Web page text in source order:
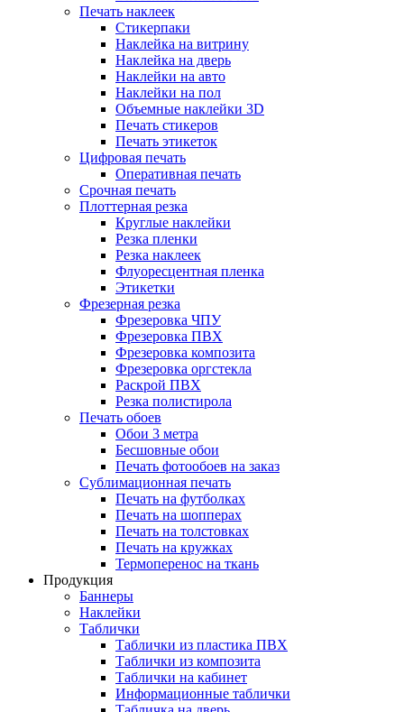
Печать наклеек
Стикерпаки
Наклейка на витрину
Наклейка на дверь
Наклейки на авто
Наклейки на пол
Объемные наклейки 3D
Печать стикеров
Печать этикеток
Цифровая печать
Оперативная печать
Срочная печать
Плоттерная резка
Круглые наклейки
Резка пленки
Резка наклеек
Флуоресцентная пленка
Этикетки
Фрезерная резка
Фрезеровка ЧПУ
Фрезеровка ПВХ
Фрезеровка композита
Фрезеровка оргстекла
Раскрой ПВХ
Резка полистирола
Печать обоев
Обои 3 метра
Бесшовные обои
Печать фотообоев на заказ
Сублимационная печать
Печать на футболках
Печать на шопперах
Печать на толстовках
Печать на кружках
Термоперенос на ткань
Продукция
Баннеры
Наклейки
Таблички
Таблички из пластика ПВХ
Таблички из композита
Таблички на кабинет
Информационные таблички